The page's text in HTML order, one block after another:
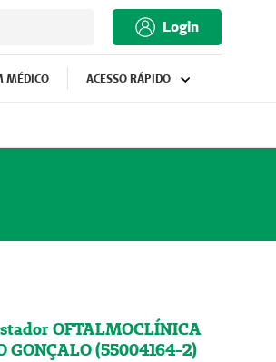
Login
MÉDICO ACESSO RÁPIDO
OFTALMOCLÍNICA
GONÇALO (55004164-2)